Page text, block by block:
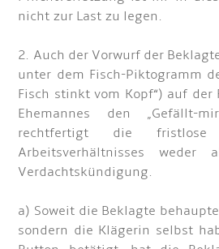
nicht zur Last zu legen.
2. Auch der Vorwurf der
unter dem Fisch-Piktogramm
Fisch stinkt vom Kopf“) auf der
Ehemannes den „Gefällt-
rechtfertigt die fristlose
Arbeitsverhältnisses
Verdachtskündigung.
a) Soweit die Beklagte
sondern die Klägerin selbst